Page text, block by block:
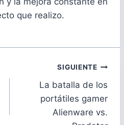
que realizo.
SIGUIENTE
La batalla de los
portátiles gamer
Alienware vs.